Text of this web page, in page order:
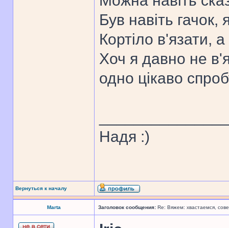
Був навіть гачок,
Кортіло в'язати,
Хоч я давно не
одно цікаво
Надя :)
Вернуться к началу
Marta Заголовок сообщения: Re: Вяжем: хвастаемся,